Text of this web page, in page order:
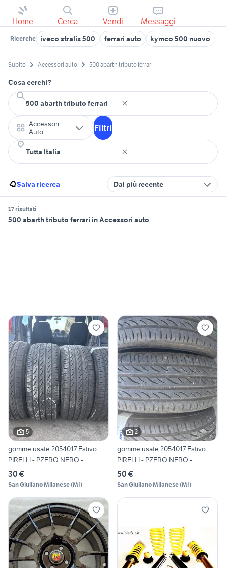
Home Cerca Vendi Messaggi
Ricerche iveco stralis 500 ferrari auto kymco 500 nuovo
Subito Accessori auto 500 abarth tributo ferrari
Cosa cerchi?
Accessori
Auto
Filtri
Salva ricerca Dal più recente
17 risultati
500 abarth tributo ferrari in Accessori auto
5
gomme usate 2054017 Estivo
PIRELLI - PZERO NERO -
30 €
San Giuliano Milanese(MI)
2
gomme usate 2054017 Estivo
PIRELLI - PZERO NERO -
50 €
San Giuliano Milanese(MI)